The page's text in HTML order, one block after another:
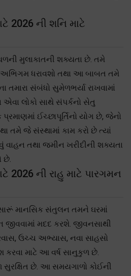
2026 ની શનિ માટે
મુલાકાતની શક્યતા છે. તમે
અભિગમ ધરાવશો તથા આ બાબત તમે
તમારા સંબંધો સુમેળભર્યા રાખવામાં
લોકો સાથે સંપર્કનો સેતુ
ઈચ્છાપૂર્તિનો યોગ છે, જેનો
તમે જે સંસ્થામાં કામ કરો છે ત્યાં
વાહન તથા જમીન ખરીદીની શક્યતા
છે.
2026 ની રાહુ માટે પારગમન
માનસિક સંતુલન તમને ઘરમાં
મદદ કરશે. જીવનસાથી
ઉચ્ચ અભ્યાસ, નવા સાહસો
કરવા માટે આ વર્ષ સાનુકુળ છે.
સુરક્ષિત છે. આ સમયગાળો કોઈની